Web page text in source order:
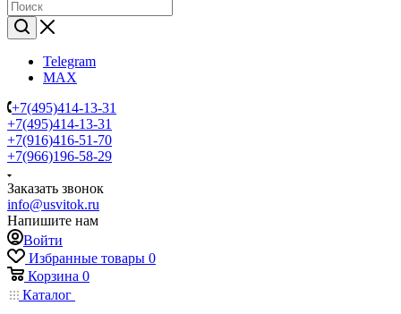
Telegram
MAX
+7(495)414-13-31
+7(495)414-13-31
+7(916)416-51-70
+7(966)196-58-29
Заказать звонок
info@usvitok.ru
Напишите нам
Войти
Избранные товары 0
Корзина 0
Каталог